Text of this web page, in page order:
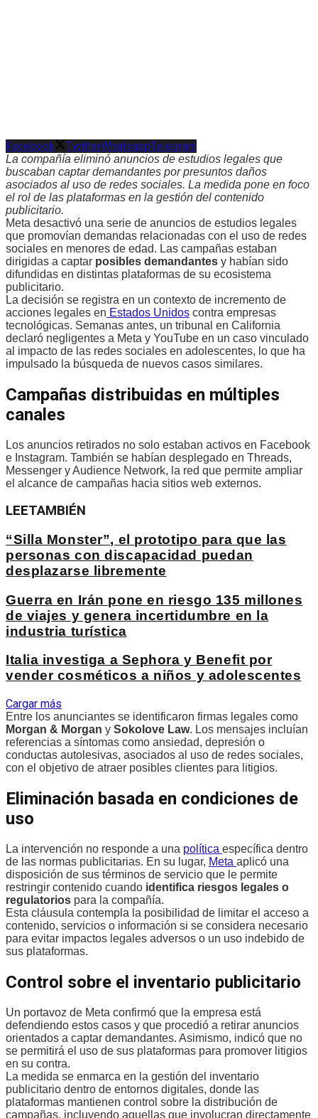
Facebook TwitterWhatsappTelegram
La compañía eliminó anuncios de estudios legales que
buscaban captar demandantes por presuntos daños
asociados al uso de redes sociales. La medida pone en foco
el rol de las plataformas en la gestión del contenido
publicitario.
Meta desactivó una serie de anuncios de estudios legales
que promovían demandas relacionadas con el uso de redes
sociales en menores de edad. Las campañas estaban
dirigidas a captar posibles demandantes y habían sido
difundidas en distintas plataformas de su ecosistema
publicitario.
La decisión se registra en un contexto de incremento de
acciones legales en Estados Unidos contra empresas
tecnológicas. Semanas antes, un tribunal en California
declaró negligentes a Meta y YouTube en un caso vinculado
al impacto de las redes sociales en adolescentes, lo que ha
impulsado la búsqueda de nuevos casos similares.
Campañas distribuidas en múltiples
canales
Los anuncios retirados no solo estaban activos en Facebook
e Instagram. También se habían desplegado en Threads,
Messenger y Audience Network, la red que permite ampliar
el alcance de campañas hacia sitios web externos.
LEETAMBIÉN
“Silla Monster”, el prototipo para que las
personas con discapacidad puedan
desplazarse libremente
Guerra en Irán pone en riesgo 135 millones
de viajes y genera incertidumbre en la
industria turística
Italia investiga a Sephora y Benefit por
vender cosméticos a niños y adolescentes
Cargar más
Entre los anunciantes se identificaron firmas legales como
Morgan & Morgan y Sokolove Law. Los mensajes incluían
referencias a síntomas como ansiedad, depresión o
conductas autolesivas, asociados al uso de redes sociales,
con el objetivo de atraer posibles clientes para litigios.
Eliminación basada en condiciones de
uso
La intervención no responde a una política específica dentro
de las normas publicitarias. En su lugar, Meta aplicó una
disposición de sus términos de servicio que le permite
restringir contenido cuando identifica riesgos legales o
regulatorios para la compañía.
Esta cláusula contempla la posibilidad de limitar el acceso a
contenido, servicios o información si se considera necesario
para evitar impactos legales adversos o un uso indebido de
sus plataformas.
Control sobre el inventario publicitario
Un portavoz de Meta confirmó que la empresa está
defendiendo estos casos y que procedió a retirar anuncios
orientados a captar demandantes. Asimismo, indicó que no
se permitirá el uso de sus plataformas para promover litigios
en su contra.
La medida se enmarca en la gestión del inventario
publicitario dentro de entornos digitales, donde las
plataformas mantienen control sobre la distribución de
campañas, incluyendo aquellas que involucran directamente